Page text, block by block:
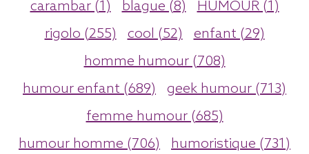
carambar (1) blague (8)
HUMOUR (1)
rigolo (255)
cool (52)
enfant (29)
homme humour (708)
humour enfant (689)
geek humour (713)
femme humour (685)
humour homme (706)
humoristique (731)